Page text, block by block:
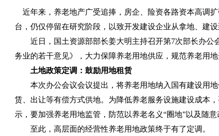
近年来，养老地产广受追捧，房企、险资各路资本高调
台，仍仅停留在研究阶段，以致开发建设企业从拿地、建
近日，国土资源部部长姜大明主持召开第7次部长办公
务业的若干意见》，大力保障养老用地供应，规范养老用
土地政策定调：鼓励用地租赁
本次办公会议会议提出，将养老用地纳入国有建设用地
赁、出让等有偿方式供地。为降低养老服务设施建设成本
示，要加强养老用地监管，防范以养老名义“圈地”以及随
至此，高层面的经营性养老用地政策终于有了定调。